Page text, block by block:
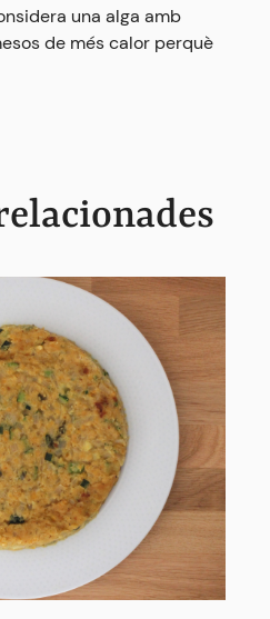
una alga amb
de més calor perquè